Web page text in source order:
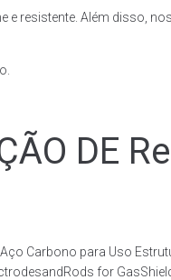
resistente. Além disso,
DE
Carbono para Uso
for